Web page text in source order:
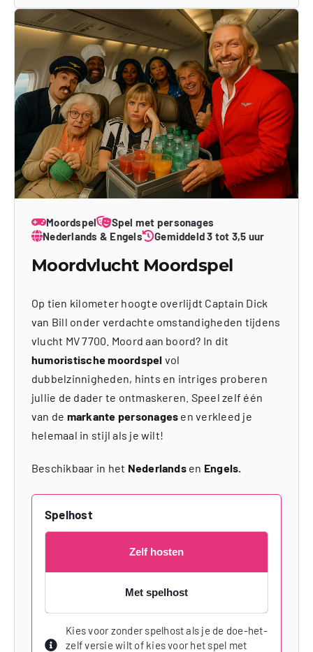
Moordspel
Spel met personages
Nederlands & Engels
Gemiddeld 3 tot 3,5 uur
Moordvlucht Moordspel
Op tien kilometer hoogte overlijdt Captain Dick
van Bill onder verdachte omstandigheden tijdens
vlucht MV 7700. Moord aan boord? In dit
humoristische moordspel vol
dubbelzinnigheden, hints en intriges proberen
jullie de dader te ontmaskeren. Speel zelf één
van de markante personages en verkleed je
helemaal in stijl als je wilt!
Beschikbaar in het Nederlandsen Engels.
Spelhost
Zelf hosten
Met spelhost
Kies voor zonder spelhost als je de doe-het-
zelf versie wilt of kies voor het spel met